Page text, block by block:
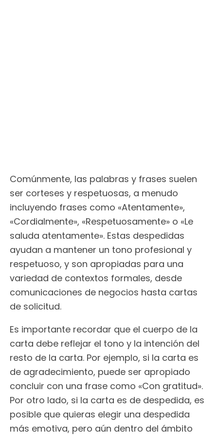
Comúnmente, las palabras y frases suelen
ser corteses y respetuosas, a menudo
incluyendo frases como «Atentamente»,
«Cordialmente», «Respetuosamente» o «Le
saluda atentamente». Estas despedidas
ayudan a mantener un tono profesional y
respetuoso, y son apropiadas para una
variedad de contextos formales, desde
comunicaciones de negocios hasta cartas
de solicitud.
Es importante recordar que el cuerpo de la
carta debe reflejar el tono y la intención del
resto de la carta. Por ejemplo, si la carta es
de agradecimiento, puede ser apropiado
concluir con una frase como «Con gratitud».
Por otro lado, si la carta es de despedida, es
posible que quieras elegir una despedida
más emotiva, pero aún dentro del ámbito